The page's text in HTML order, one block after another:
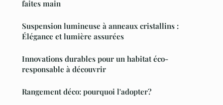
faites main
Suspension lumineuse à anneaux cristallins :
Élégance et lumière assurées
Innovations durables pour un habitat éco-
responsable à découvrir
Rangement déco: pourquoi l'adopter?